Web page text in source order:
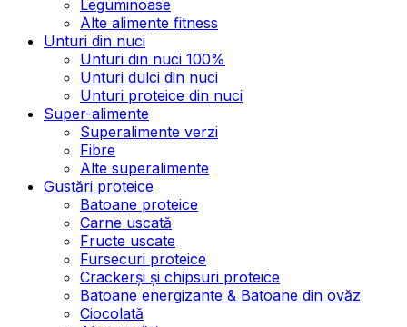
Leguminoase
Alte alimente fitness
Unturi din nuci
Unturi din nuci 100%
Unturi dulci din nuci
Unturi proteice din nuci
Super-alimente
Superalimente verzi
Fibre
Alte superalimente
Gustări proteice
Batoane proteice
Carne uscată
Fructe uscate
Fursecuri proteice
Crackerși și chipsuri proteice
Batoane energizante & Batoane din ovăz
Ciocolată